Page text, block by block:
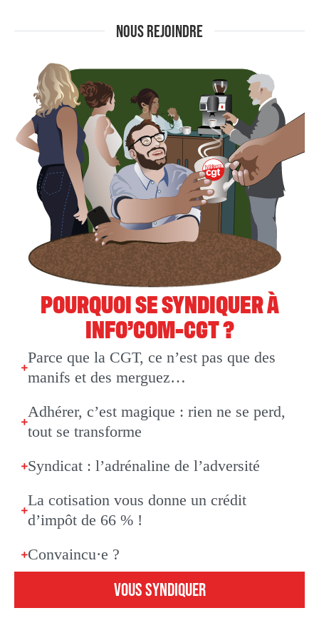
NOUS REJOINDRE
POURQUOI SE SYNDIQUER À
INFO’COM-CGT ?
Parce que la CGT, ce n’est pas que des
manifs et des merguez…
Adhérer, c’est magique : rien ne se perd,
tout se transforme
Syndicat : l’adrénaline de l’adversité
La cotisation vous donne un crédit
d’impôt de 66 % !
Convaincu·e ?
VOUS SYNDIQUER